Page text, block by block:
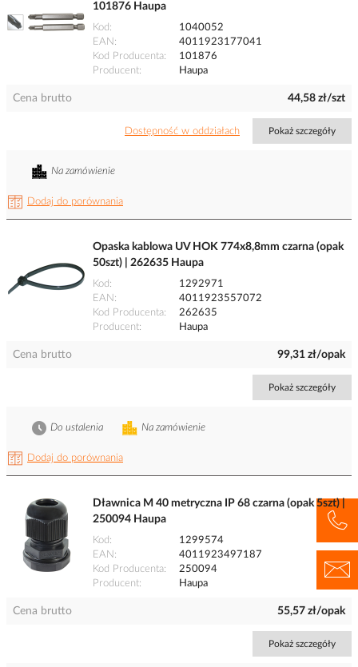
101876 Haupa
Kod
1040052
EAN
4011923177041
Kod Producenta
101876
Producent
Haupa
Cena brutto 44,58 zł/szt
Dostępność w oddziałach Pokaż szczegóły
Dodaj do porównania
Na zamówienie
Opaska kablowa UV HOK 774x8,8mm czarna (opak
50szt) | 262635 Haupa
Kod
1292971
EAN
4011923557072
Kod Producenta
262635
Producent
Haupa
Cena brutto 99,31 zł/opak
Pokaż szczegóły
Dodaj do porównania
Na zamówienie
Do ustalenia
Dławnica M 40 metryczna IP 68 czarna (opak 5szt) |
250094 Haupa
Kod
1299574
EAN
4011923497187
Kod Producenta
250094
Producent
Haupa
Cena brutto 55,57 zł/opak
Pokaż szczegóły